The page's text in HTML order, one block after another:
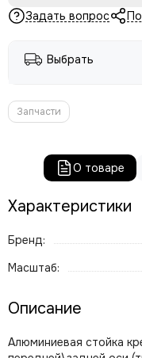
Задать вопрос
Выбрать
Запчасти
О товаре
Характеристики
Бренд:
Масштаб:
Описание
Алюминиевая стойка